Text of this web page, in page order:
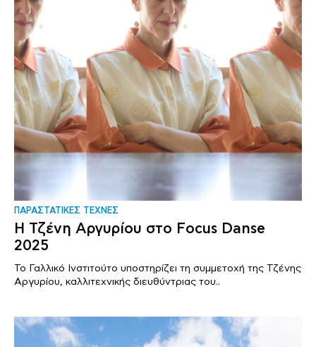
ΠΑΡΑΣΤΑΤΙΚΕΣ ΤΕΧΝΕΣ
Η Τζένη Αργυρίου στο Focus Danse
2025
Το Γαλλικό Ινστιτούτο υποστηρίζει τη συμμετοχή της Τζένης
Αργυρίου, καλλιτεχνικής διευθύντριας του..